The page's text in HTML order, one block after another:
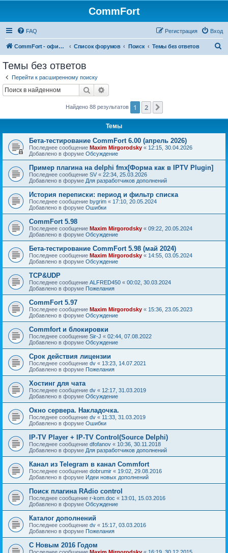
CommFort
FAQ Вход
Регистрация
CommFort - официальный сайт Список форумов Поиск Темы без ответов
Темы без ответов
Перейти к расширенному поиску
Поиск
Найдено 88 результатов 1 2
Темы
Бета-тестирование CommFort 6.00 (апрель 2026)
Последнее сообщение Maxim Mirgorodsky « 12:15, 30.04.2026
Добавлено в форуме Обсуждение
Пример плагина на delphi fmx[Форма как в IPTV Plugin]
Последнее сообщение SV « 22:34, 25.03.2026
Добавлено в форуме Для разработчиков дополнений
История переписки: период и фильтр списка
Последнее сообщение bygrim « 17:10, 20.05.2024
Добавлено в форуме Ошибки
CommFort 5.98
Последнее сообщение Maxim Mirgorodsky « 09:22, 20.05.2024
Добавлено в форуме Обсуждение
Бета-тестирование CommFort 5.98 (май 2024)
Последнее сообщение Maxim Mirgorodsky « 14:55, 03.05.2024
Добавлено в форуме Обсуждение
TCP&UDP
Последнее сообщение ALFRED450 « 00:02, 30.03.2024
Добавлено в форуме Пожелания
CommFort 5.97
Последнее сообщение Maxim Mirgorodsky « 15:36, 23.05.2023
Добавлено в форуме Обсуждение
Сommfort и блокировки
Последнее сообщение Sir-J « 02:44, 07.08.2022
Добавлено в форуме Обсуждение
Срок действия лицензии
Последнее сообщение dv « 13:23, 14.07.2021
Добавлено в форуме Пожелания
Хостинг для чата
Последнее сообщение dv « 12:17, 31.03.2019
Добавлено в форуме Обсуждение
Окно сервера. Накладочка.
Последнее сообщение dv « 11:33, 31.03.2019
Добавлено в форуме Ошибки
IP-TV Player + IP-TV Control(Source Delphi)
Последнее сообщение dfofanov « 10:36, 30.11.2018
Добавлено в форуме Для разработчиков дополнений
Канал из Telegram в канал Commfort
Последнее сообщение dobrumir « 19:02, 29.08.2016
Добавлено в форуме Идеи новых дополнений
Поиск плагина RAdio control
Последнее сообщение r-kom.doc « 13:01, 15.03.2016
Добавлено в форуме Обсуждение
Каталог дополнений
Последнее сообщение dv « 15:17, 03.03.2016
Добавлено в форуме Пожелания
С Новым 2016 Годом
Последнее сообщение Maxim Mirgorodsky « 16:19, 30.12.2015